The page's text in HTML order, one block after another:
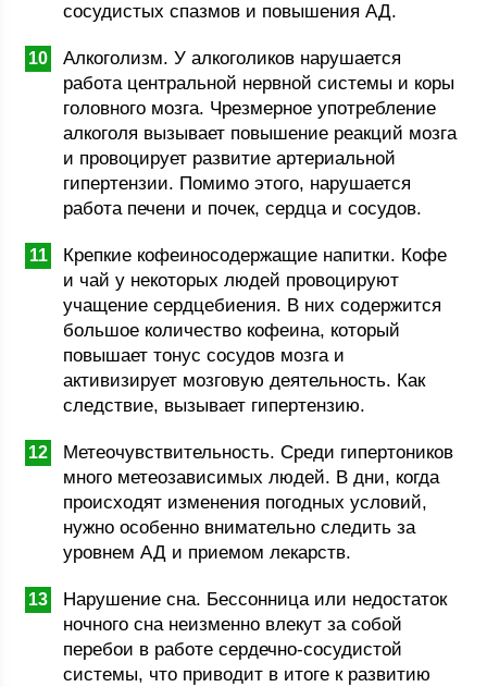
сосудистых спазмов и повышения АД.
Алкоголизм. У алкоголиков нарушается
работа центральной нервной системы и коры
головного мозга. Чрезмерное употребление
алкоголя вызывает повышение реакций мозга
и провоцирует развитие артериальной
гипертензии. Помимо этого, нарушается
работа печени и почек, сердца и сосудов.
Крепкие кофеиносодержащие напитки. Кофе
и чай у некоторых людей провоцируют
учащение сердцебиения. В них содержится
большое количество кофеина, который
повышает тонус сосудов мозга и
активизирует мозговую деятельность. Как
следствие, вызывает гипертензию.
Метеочувствительность. Среди гипертоников
много метеозависимых людей. В дни, когда
происходят изменения погодных условий,
нужно особенно внимательно следить за
уровнем АД и приемом лекарств.
Нарушение сна. Бессонница или недостаток
ночного сна неизменно влекут за собой
перебои в работе сердечно-сосудистой
системы, что приводит в итоге к развитию